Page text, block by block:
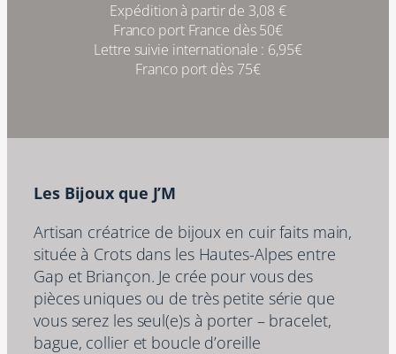
Expédition à partir de 3,08 €
Franco port France dès 50€
Lettre suivie internationale : 6,95€
Franco port dès 75€
Les Bijoux que J’M
Artisan créatrice de bijoux en cuir faits main,
située à Crots dans les Hautes-Alpes entre
Gap et Briançon. Je crée pour vous des
pièces uniques ou de très petite série que
vous serez les seul(e)s à porter – bracelet,
bague, collier et boucle d’oreille